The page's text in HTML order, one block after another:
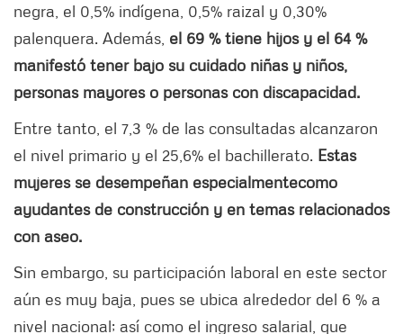
negra, el 0,5% indígena, 0,5% raizal y 0,30%
palenquera. Además, el 69 % tiene hijos y el 64 %
manifestó tener bajo su cuidado niñas y niños,
personas mayores o personas con discapacidad.
Entre tanto, el 7,3 % de las consultadas alcanzaron
el nivel primario y el 25,6% el bachillerato. Estas
mujeres se desempeñan especialmentecomo
ayudantes de construcción y en temas relacionados
con aseo.
Sin embargo, su participación laboral en este sector
aún es muy baja, pues se ubica alrededor del 6 % a
nivel nacional; así como el ingreso salarial, que